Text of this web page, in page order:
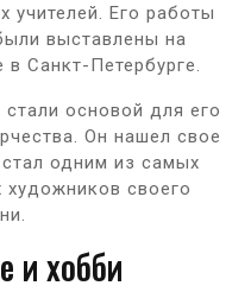
учителей. Его работы
выставлены на
Санкт-Петербурге.
основой для его
Он нашел свое
одним из самых
своего
и хобби